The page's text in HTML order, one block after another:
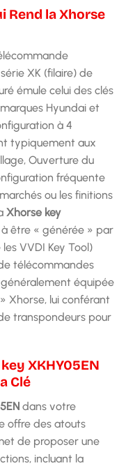
Rend la Xhorse
XK (filaire) de
émule celui des clés
Hyundai et
à 4
typiquement aux
Ouverture du
fréquente
ou les finitions
Xhorse key
être « générée » par
VVDI Key Tool)
télécommandes
équipée
Xhorse, lui conférant
transpondeurs pour
XKHY05EN
Clé
dans votre
offre des atouts
de proposer une
incluant la